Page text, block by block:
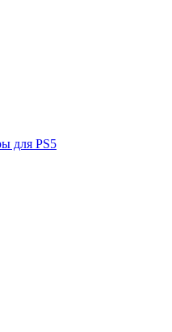
для PS5